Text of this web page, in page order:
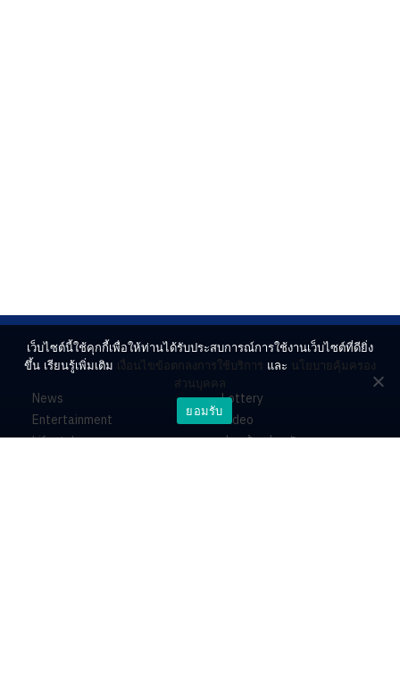
News
Entertainment
Lifestyle
Lottery
Video
ร่วมด้วยช่วยกัน
เว็บไซต์นี้ใช้คุกกี้เพื่อให้ท่านได้รับประสบการณ์การใช้งานเว็บไซต์ที่ดียิ่ง
ขึ้น เรียนรู้เพิ่มเติม เงื่อนไขข้อตกลงการใช้บริการ และ นโยบายคุ้มครอง
ส่วนบุคคล
ยอมรับ